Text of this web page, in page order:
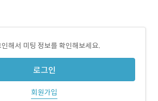
해서 미팅 정보를 확인해보세요.
로그인
회원가입